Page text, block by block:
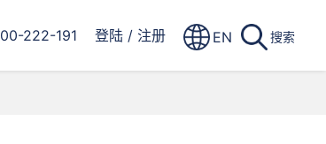
222-191 登陆 / 注册 EN 搜索